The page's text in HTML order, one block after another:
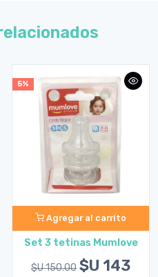
5%
Agregar al carrito
Set 3 tetinas Mumlove
$U 150.00 $U 143